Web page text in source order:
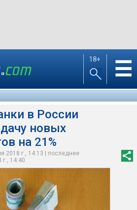
18+ ☰
в России
новых
на 21%
2018 г., 14:13 | последнее
г., 14:40